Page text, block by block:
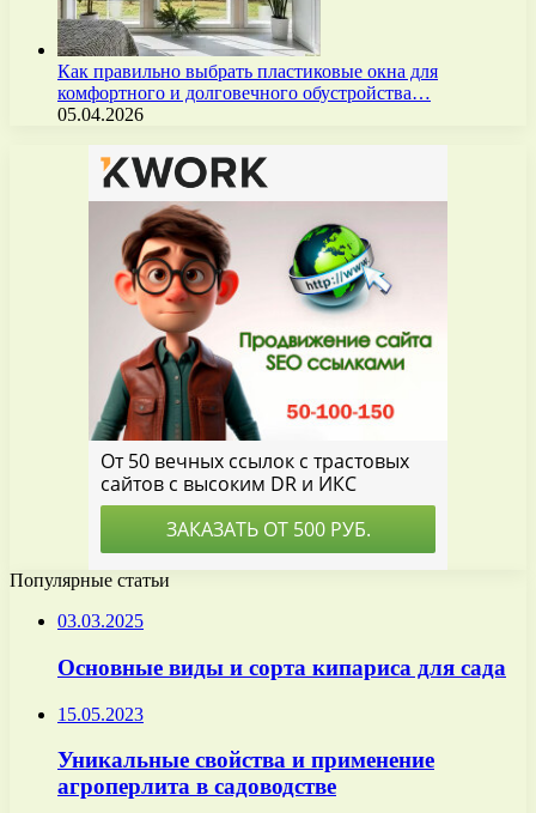
Как правильно выбрать пластиковые окна для
комфортного и долговечного обустройства…
05.04.2026
Популярные статьи
03.03.2025
Основные виды и сорта кипариса для сада
15.05.2023
Уникальные свойства и применение
агроперлита в садоводстве